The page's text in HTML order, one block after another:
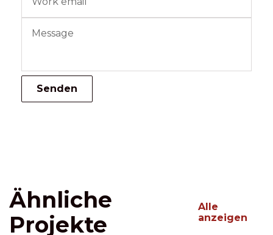
Ähnliche
Projekte
Alle
anzeigen